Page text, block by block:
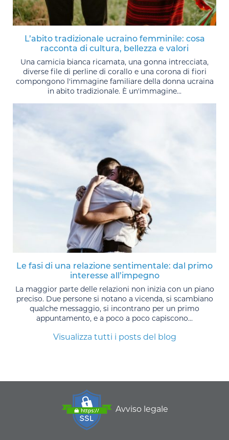
L’abito tradizionale ucraino femminile: cosa
racconta di cultura, bellezza e valori
Una camicia bianca ricamata, una gonna intrecciata,
diverse file di perline di corallo e una corona di fiori
compongono l'immagine familiare della donna ucraina
in abito tradizionale. È un'immagine...
Le fasi di una relazione sentimentale: dal primo
interesse all’impegno
La maggior parte delle relazioni non inizia con un piano
preciso. Due persone si notano a vicenda, si scambiano
qualche messaggio, si incontrano per un primo
appuntamento, e a poco a poco capiscono...
Visualizza tutti i posts del blog
Avviso legale